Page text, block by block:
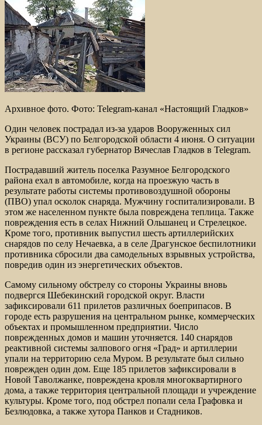
Архивное фото. Фото: Telegram-канал «Настоящий Гладков»
Один человек пострадал из-за ударов Вооруженных сил
Украины (ВСУ) по Белгородской области 4 июня. О ситуации
в регионе рассказал губернатор Вячеслав Гладков в Telegram.
Пострадавший житель поселка Разумное Белгородского
района ехал в автомобиле, когда на проезжую часть в
результате работы системы противовоздушной обороны
(ПВО) упал осколок снаряда. Мужчину госпитализировали. В
этом же населенном пункте была повреждена теплица. Также
повреждения есть в селах Нижний Ольшанец и Стрелецкое.
Кроме того, противник выпустил шесть артиллерийских
снарядов по селу Нечаевка, а в селе Драгунское беспилотники
противника сбросили два самодельных взрывных устройства,
повредив один из энергетических объектов.
Самому сильному обстрелу со стороны Украины вновь
подвергся Шебекинский городской округ. Власти
зафиксировали 611 прилетов различных боеприпасов. В
городе есть разрушения на центральном рынке, коммерческих
объектах и промышленном предприятии. Число
поврежденных домов и машин уточняется. 140 снарядов
реактивной системы залпового огня «Град» и артиллерии
упали на территорию села Муром. В результате был сильно
поврежден один дом. Еще 185 прилетов зафиксировали в
Новой Таволжанке, повреждена кровля многоквартирного
дома, а также территория центральной площади и учреждение
культуры. Кроме того, под обстрел попали села Графовка и
Безлюдовка, а также хутора Панков и Стадников.